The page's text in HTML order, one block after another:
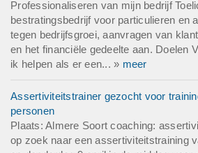
Professionaliseren van mijn bedrijf
bestratingsbedrijf voor particulieren en
tegen bedrijfsgroei, aanvragen van
en het financiële gedeelte aan. Doelen
ik helpen als er een... » meer
Assertiviteitstrainer gezocht voor
personen
Plaats: Almere Soort coaching:
op zoek naar een assertiviteitstraining